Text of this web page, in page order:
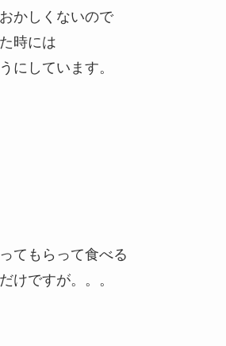
かしくないので
時には
にしています。
てもらって食べる
けですが。。。